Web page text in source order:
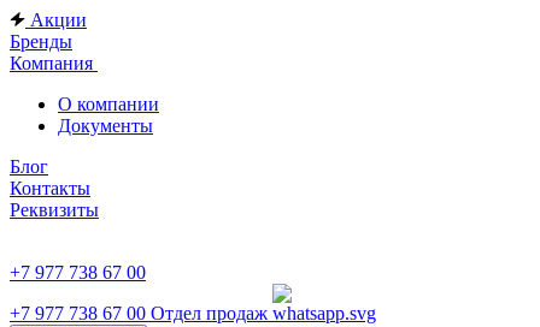
Акции
Бренды
Компания
О компании
Документы
Блог
Контакты
Реквизиты
+7 977 738 67 00
+7 977 738 67 00 Отдел продаж